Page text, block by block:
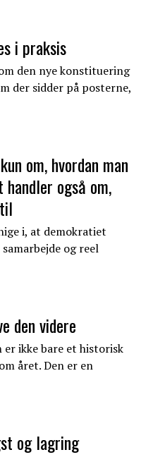
i praksis
den nye konstituering
der sidder på posterne,
om, hvordan man
også om,
i, at demokratiet
og reel
den videre
ikke bare et historisk
året. Den er en
og lagring